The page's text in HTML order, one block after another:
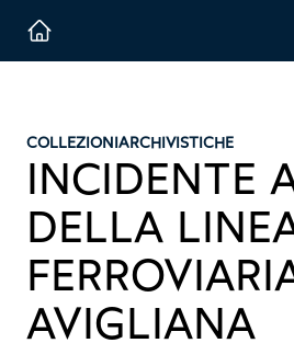
COLLEZIONIARCHIVISTICHE
INCIDENTE
DELLA
AVIGLIANA